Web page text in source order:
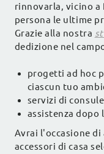
rinnovarla, vicino a
persona le ultime
Grazie alla nostra
dedizione nel
progetti ad hoc
ciascun tuo
servizi di
assistenza dopo
Avrai l'occasione
accessori di casa